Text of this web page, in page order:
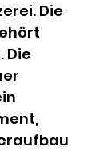
Die
Die